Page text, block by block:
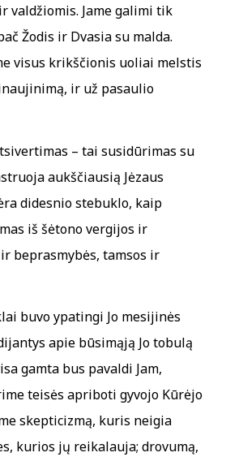
valdžiomis. Jame galimi tik
Žodis ir Dvasia su malda.
visus krikščionis uoliai melstis
ir už pasaulio
– tai susidūrimas su
aukščiausią Jėzaus
didesnio stebuklo, kaip
iš šėtono vergijos ir
beprasmybės, tamsos ir
buvo ypatingi Jo mesijinės
apie būsimąją Jo tobulą
gamta bus pavaldi Jam,
teisės apriboti gyvojo Kūrėjo
skepticizmą, kuris neigia
kurios jų reikalauja; drovumą,